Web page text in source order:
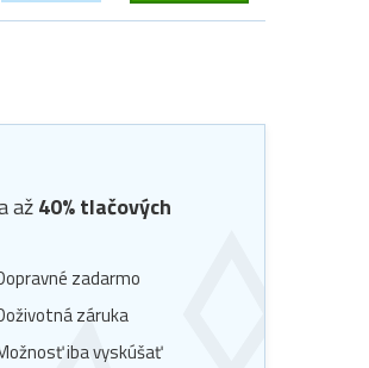
až40% tlačových
zadarmo
záruka
iba vyskúšať